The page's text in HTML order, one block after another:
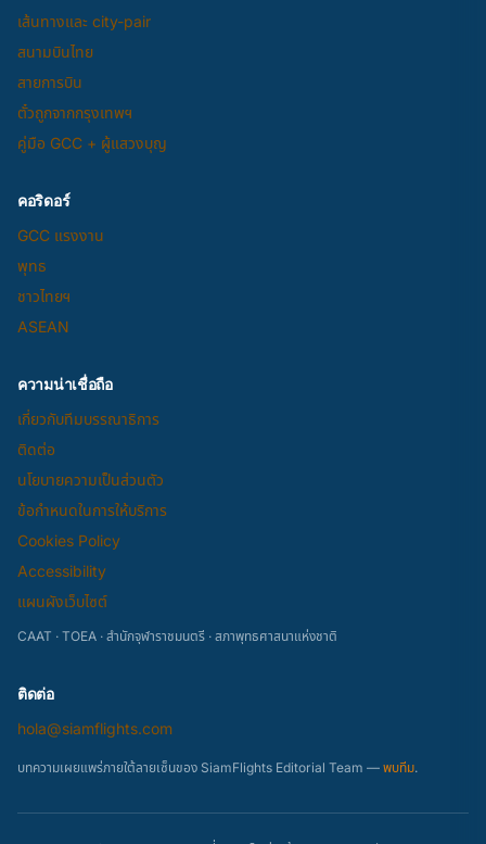
เส้นทางและ city-pair
สนามบินไทย
สายการบิน
ตั๋วถูกจากกรุงเทพฯ
คู่มือ GCC + ผู้แสวงบุญ
คอริดอร์
GCC แรงงาน
พุทธ
ชาวไทยฯ
ASEAN
ความน่าเชื่อถือ
เกี่ยวกับทีมบรรณาธิการ
ติดต่อ
นโยบายความเป็นส่วนตัว
ข้อกำหนดในการให้บริการ
Cookies Policy
Accessibility
แผนผังเว็บไซต์
CAAT · TOEA · สำนักจุฬาราชมนตรี · สภาพุทธศาสนาแห่งชาติ
ติดต่อ
hola@siamflights.com
บทความเผยแพร่ภายใต้ลายเซ็นของ SiamFlights Editorial Team — พบทีม.